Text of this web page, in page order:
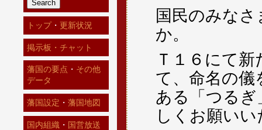
国民のみな
か。
Ｔ１６にて
て、命名の儀
ある「つるぎ
しくお願い
トップ・ 更新状況
掲示板・チャット
藩国の要点 ・ その他
データ
藩国設定 ・ 藩国地図
国内組織 ・ 国営放送